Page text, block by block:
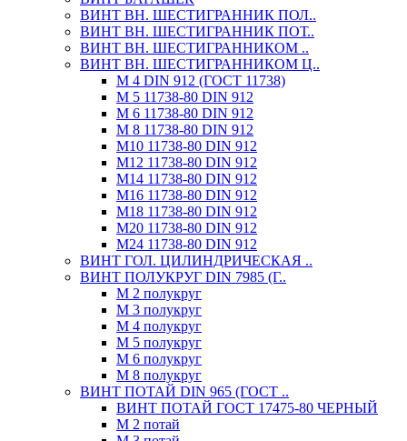
ВИНТ ВН. ШЕСТИГРАННИК ПОЛ..
ВИНТ ВН. ШЕСТИГРАННИК ПОТ..
ВИНТ ВН. ШЕСТИГРАННИКОМ ..
ВИНТ ВН. ШЕСТИГРАННИКОМ Ц..
М 4 DIN 912 (ГОСТ 11738)
М 5 11738-80 DIN 912
М 6 11738-80 DIN 912
М 8 11738-80 DIN 912
М10 11738-80 DIN 912
М12 11738-80 DIN 912
М14 11738-80 DIN 912
М16 11738-80 DIN 912
М18 11738-80 DIN 912
М20 11738-80 DIN 912
М24 11738-80 DIN 912
ВИНТ ГОЛ. ЦИЛИНДРИЧЕСКАЯ ..
ВИНТ ПОЛУКРУГ DIN 7985 (Г..
М 2 полукруг
М 3 полукруг
М 4 полукруг
М 5 полукруг
М 6 полукруг
М 8 полукруг
ВИНТ ПОТАЙ DIN 965 (ГОСТ ..
ВИНТ ПОТАЙ ГОСТ 17475-80 ЧЕРНЫЙ
М 2 потай